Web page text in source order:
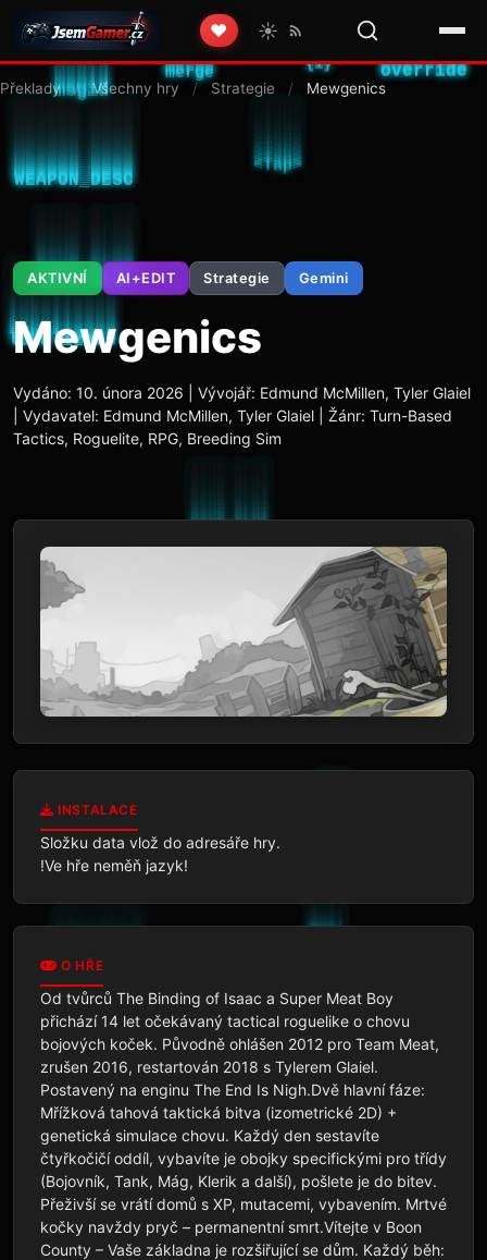
❤️ ☀️
Překlady / Všechny hry / Strategie / Mewgenics
AKTIVNÍ AI+EDIT Strategie Gemini
Mewgenics
Vydáno: 10. února 2026 | Vývojář: Edmund McMillen, Tyler Glaiel
| Vydavatel: Edmund McMillen, Tyler Glaiel | Žánr: Turn-Based
Tactics, Roguelite, RPG, Breeding Sim
INSTALACE
Složku data vlož do adresáře hry.
!Ve hře neměň jazyk!
O HŘE
Od tvůrců The Binding of Isaac a Super Meat Boy
přichází 14 let očekávaný tactical roguelike o chovu
bojových koček. Původně ohlášen 2012 pro Team Meat,
zrušen 2016, restartován 2018 s Tylerem Glaiel.
Postavený na enginu The End Is Nigh.Dvě hlavní fáze:
Mřížková tahová taktická bitva (izometrické 2D) +
genetická simulace chovu. Každý den sestavíte
čtyřkočičí oddíl, vybavíte je obojky specifickými pro třídy
(Bojovník, Tank, Mág, Klerik a další), pošlete je do bitev.
Přeživší se vrátí domů s XP, mutacemi, vybavením. Mrtvé
kočky navždy pryč – permanentní smrt.Vítejte v Boon
County – Vaše základna je rozšiřující se dům. Každý běh: